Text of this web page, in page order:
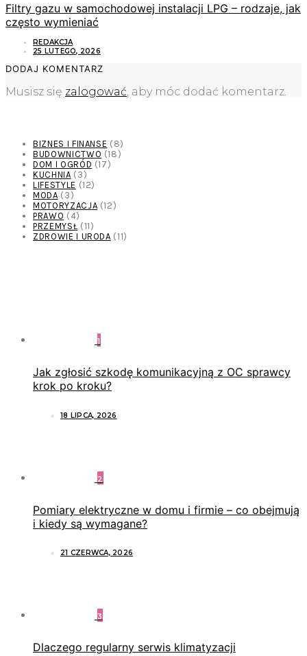
Filtry gazu w samochodowej instalacji LPG – rodzaje, jak
często wymieniać
REDAKCJA
25 LUTEGO, 2026
DODAJ KOMENTARZ
Musisz się zalogować , aby móc dodać komentarz.
BIZNES I FINANSE (8)
BUDOWNICTWO (18)
DOM I OGRÓD (17)
KUCHNIA (3)
LIFESTYLE (12)
MODA (3)
MOTORYZACJA (12)
PRAWO (4)
PRZEMYSŁ (11)
ZDROWIE I URODA (11)
1
Jak zgłosić szkodę komunikacyjną z OC sprawcy
krok po kroku?
18 LIPCA, 2026
2
Pomiary elektryczne w domu i firmie – co obejmują
i kiedy są wymagane?
21 CZERWCA, 2026
3
Dlaczego regularny serwis klimatyzacji